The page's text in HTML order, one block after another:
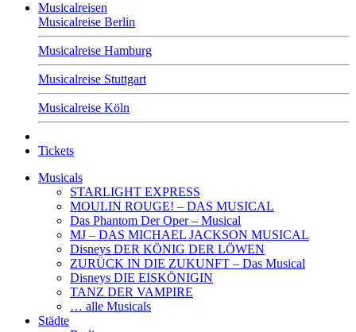
Musicalreisen
Musicalreise Berlin
Musicalreise Hamburg
Musicalreise Stuttgart
Musicalreise Köln
Tickets
Musicals
STARLIGHT EXPRESS
MOULIN ROUGE! – DAS MUSICAL
Das Phantom Der Oper – Musical
MJ – DAS MICHAEL JACKSON MUSICAL
Disneys DER KÖNIG DER LÖWEN
ZURÜCK IN DIE ZUKUNFT – Das Musical
Disneys DIE EISKÖNIGIN
TANZ DER VAMPIRE
… alle Musicals
Städte